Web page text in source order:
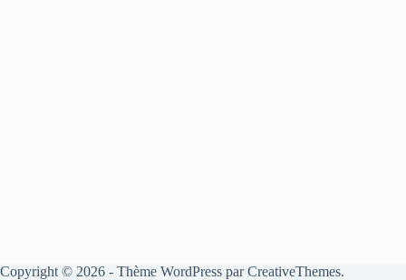
Copyright © 2026 - Thème WordPress parCreativeThemes.